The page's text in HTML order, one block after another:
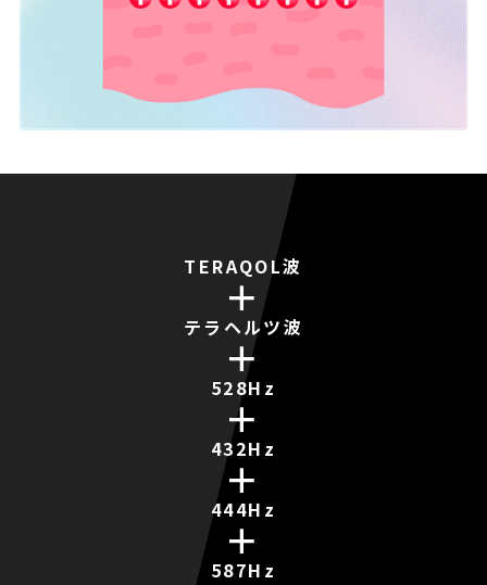
TERAQOL波
＋
テラヘルツ波
＋
528Hz
＋
432Hz
＋
444Hz
＋
587Hz